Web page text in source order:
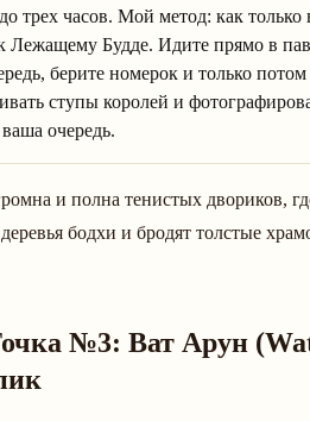
трех часов. Мой метод: как
Будде. Идите прямо в
берите номерок и только потом
ступы королей и
очередь.
и полна тенистых двориков,
деревья бодхи и бродят толстые
№3: Ват Арун